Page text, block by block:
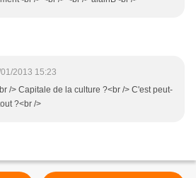
2013 15:23
/> Capitale de la culture ?<br /> C'est peut-
?<br />